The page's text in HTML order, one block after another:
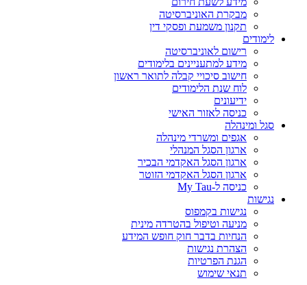
מבקרת האוניברסיטה
תקנון משמעת ופסקי דין
לימודים
רישום לאוניברסיטה
מידע למתעניינים בלימודים
חישוב סיכויי קבלה לתואר ראשון
לוח שנת הלימודים
ידיעונים
כניסה לאזור האישי
סגל ומינהלה
אגפים ומשרדי מינהלה
ארגון הסגל המנהלי
ארגון הסגל האקדמי הבכיר
ארגון הסגל האקדמי הזוטר
כניסה ל-My Tau
נגישות
נגישות בקמפוס
מניעה וטיפול בהטרדה מינית
הנחיות בדבר חוק חופש המידע
הצהרת נגישות
הגנת הפרטיות
תנאי שימוש